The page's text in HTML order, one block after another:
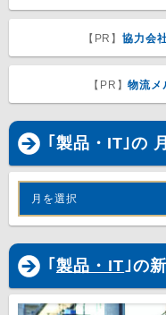
【PR】協力会
【PR】物流メ
｢製品・IT｣の
月を選択
｢ 製品・IT｣の